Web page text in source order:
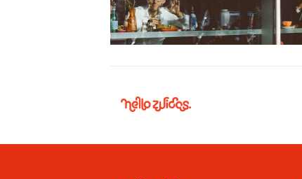
Hello
Zuidas